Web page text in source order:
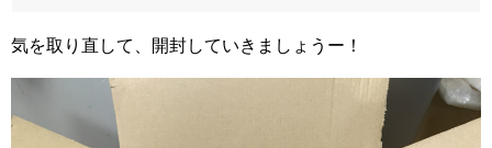
気を取り直して、開封していきましょうー！